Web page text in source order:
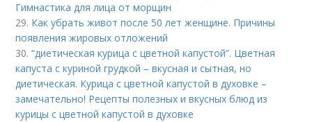
Гимнастика для лица от морщин
29. Как убрать живот после 50 лет женщине. Причины
появления жировых отложений
30.“диетическая курица с цветной капустой”. Цветная
капуста с куриной грудкой – вкусная и сытная, но
диетическая. Курица с цветной капустой в духовке –
замечательно! Рецепты полезных и вкусных блюд из
курицы с цветной капустой в духовке